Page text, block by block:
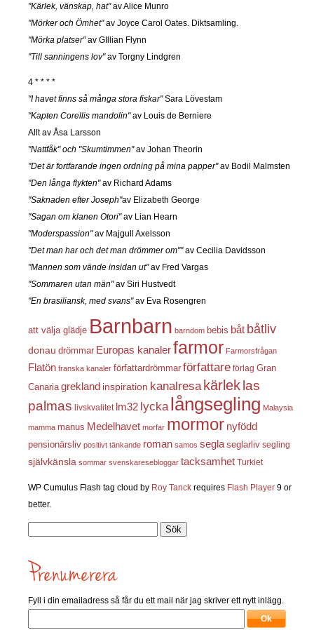
"Kärlek, vänskap, hat"av Alice Munro
"Mörker och Ömhet"av Joyce Carol Oates. Diktsamling.
"Mörka platser"av GIllian Flynn
"Till sanningens lov"av Torgny Lindgren
4 * * * *
"I havet finns så många stora fiskar"Sara Lövestam
"Kapten Corellis mandolin"av Louis de Berniere
Allt av Åsa Larsson
"Nattfåk" och "Skumtimmen"av Johan Theorin
"Det är fortfarande ingen ordning på mina papper"av Bodil Malmsten
"Den långa flykten"av Richard Adams
"Saknaden efter Joseph"av Elizabeth George
"Sagan om klanen Otori"av Lian Hearn
"Moderspassion"av Majgull Axelsson
"Det man har och det man drömmer om""av Cecilia Davidsson
"Mannen som vände insidan ut"av Fred Vargas
"Sommaren utan män"av Siri Hustvedt
"En brasiliansk, med svans"av Eva Rosengren
att välja glädje Barnbarn barndom bebis båt båtliv
donau drömmar Europas kanalerfarmor Farmorsfrågan
Flatön franska kanaler författardrömmar författare förlag Gran
Canaria grekland inspiration kanalresa kärleklas
palmas livskvalitet lm32 lycka långsegling Malaysia
mamma manus Medelhavet morfar mormor nyfödd
pensionärsliv positivt tänkande roman samos segla seglarliv segling
självkänsla sommar svenskaresebloggar tacksamhet Turkiet
WP Cumulus Flash tag cloud by Roy Tanck requires Flash Player 9 or
better.
Fyll i din emailadress så får du ett mail när jag skriver ett nytt inlägg.